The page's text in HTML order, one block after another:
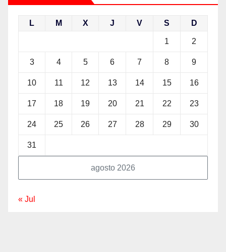
agosto 2026
L M X J V S D
1 2
3 4 5 6 7 8 9
10 11 12 13 14 15 16
17 18 19 20 21 22 23
24 25 26 27 28 29 30
31
« Jul